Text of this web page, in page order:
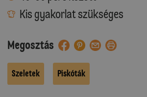
Kis gyakorlat szükséges
Megosztás
Szeletek Piskóták